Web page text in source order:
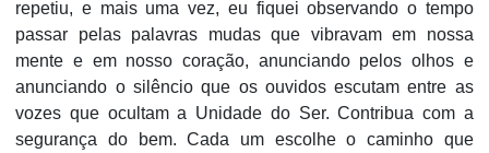
repetiu, e mais uma vez, eu fiquei observando o tempo
passar pelas palavras mudas que vibravam em nossa
mente e em nosso coração, anunciando pelos olhos e
anunciando o silêncio que os ouvidos escutam entre as
vozes que ocultam a Unidade do Ser. Contribua com a
segurança do bem. Cada um escolhe o caminho que